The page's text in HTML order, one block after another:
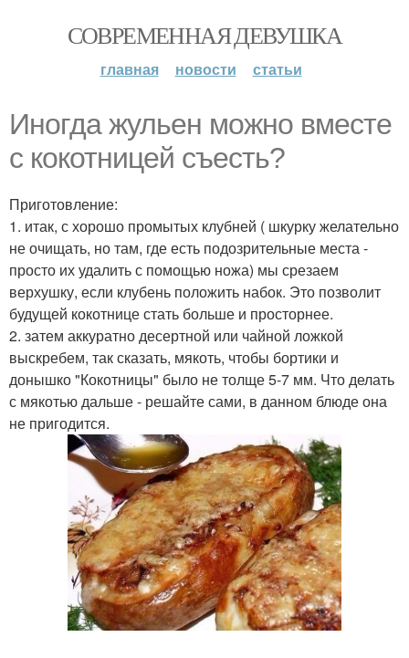
СОВРЕМЕННАЯ ДЕВУШКА
главная новости статьи
Иногда жульен можно вместе
с кокотницей съесть?
Приготовление:
1. итак, с хорошо промытых клубней ( шкурку желательно
не очищать, но там, где есть подозрительные места -
просто их удалить с помощью ножа) мы срезаем
верхушку, если клубень положить набок. Это позволит
будущей кокотнице стать больше и просторнее.
2. затем аккуратно десертной или чайной ложкой
выскребем, так сказать, мякоть, чтобы бортики и
донышко "Кокотницы" было не толще 5-7 мм. Что делать
с мякотью дальше - решайте сами, в данном блюде она
не пригодится.